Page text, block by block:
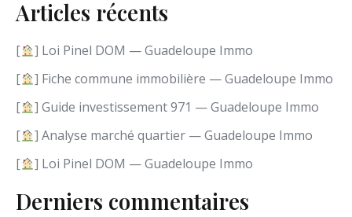
n
l
a
n
u
Articles récents
[
] Loi Pinel DOM — Guadeloupe Immo
[
] Fiche commune immobilière — Guadeloupe Immo
[
] Guide investissement 971 — Guadeloupe Immo
[
] Analyse marché quartier — Guadeloupe Immo
[
] Loi Pinel DOM — Guadeloupe Immo
Derniers commentaires